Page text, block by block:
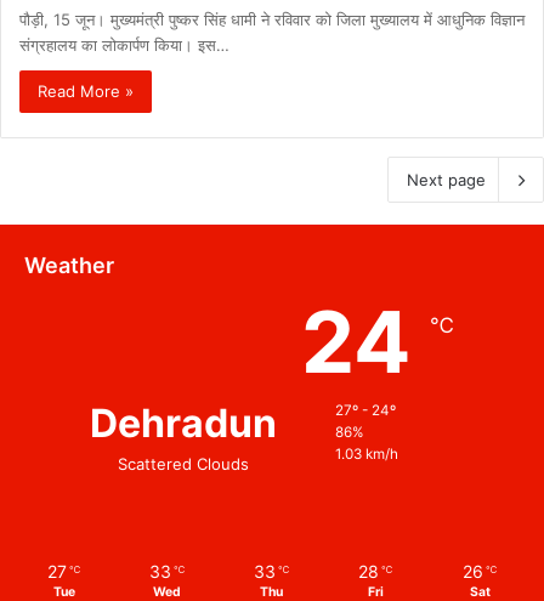
पौड़ी, 15 जून। मुख्यमंत्री पुष्कर सिंह धामी ने रविवार को जिला मुख्यालय में आधुनिक विज्ञान
संग्रहालय का लोकार्पण किया। इस…
Read More »
Next page
Weather
Dehradun
Scattered Clouds
24 ℃
27º - 24º
86%
1.03 km/h
27 ℃
Tue
33 ℃
Wed
33 ℃
Thu
28 ℃
Fri
26 ℃
Sat